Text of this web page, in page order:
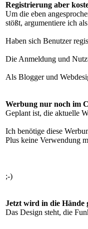
Registrierung aber
Um die eben
stößt, argumentiere ich
Haben sich Benutzer
Die Anmeldung und
Als Blogger und
Werbung nur noch im
Geplant ist, die aktuelle
Ich benötige diese
Plus keine Verwendung
;-)
Jetzt wird in die Hände
Das Design steht, die